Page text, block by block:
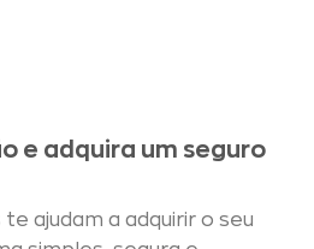
e adquira um seguro
ajudam a adquirir o seu